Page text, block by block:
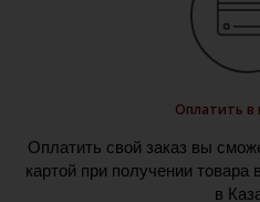
Оплатить в
Оплатить свой заказ вы
картой при получении
в